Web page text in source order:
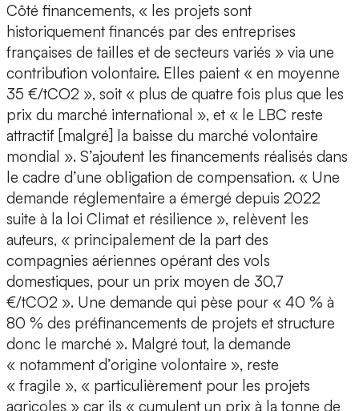
Côté financements, « les projets sont
historiquement financés par des entreprises
françaises de tailles et de secteurs variés » via une
contribution volontaire. Elles paient « en moyenne
35 €/tCO2 », soit « plus de quatre fois plus que les
prix du marché international », et « le LBC reste
attractif [malgré] la baisse du marché volontaire
mondial ». S’ajoutent les financements réalisés dans
le cadre d’une obligation de compensation. « Une
demande réglementaire a émergé depuis 2022
suite à la loi Climat et résilience », relèvent les
auteurs, « principalement de la part des
compagnies aériennes opérant des vols
domestiques, pour un prix moyen de 30,7
€/tCO2 ». Une demande qui pèse pour « 40 % à
80 % des préfinancements de projets et structure
donc le marché ». Malgré tout, la demande
« notamment d’origine volontaire », reste
« fragile », « particulièrement pour les projets
agricoles » car ils « cumulent un prix à la tonne de